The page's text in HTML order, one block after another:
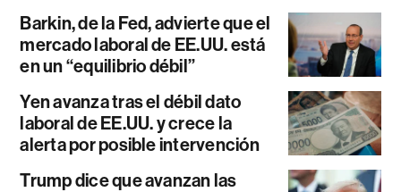
Barkin, de la Fed, advierte que el
mercado laboral de EE.UU. está
en un “equilibrio débil”
Yen avanza tras el débil dato
laboral de EE.UU. y crece la
alerta por posible intervención
Trump dice que avanzan las